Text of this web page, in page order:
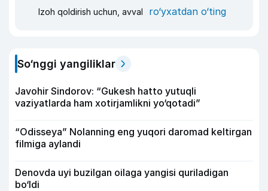
Izoh qoldirish uchun, avval ro‘yxatdan o‘ting
So‘nggi yangiliklar
Javohir Sindorov: “Gukesh hatto yutuqli
vaziyatlarda ham xotirjamlikni yo‘qotadi”
“Odisseya” Nolanning eng yuqori daromad keltirgan
filmiga aylandi
Denovda uyi buzilgan oilaga yangisi quriladigan
bo‘ldi